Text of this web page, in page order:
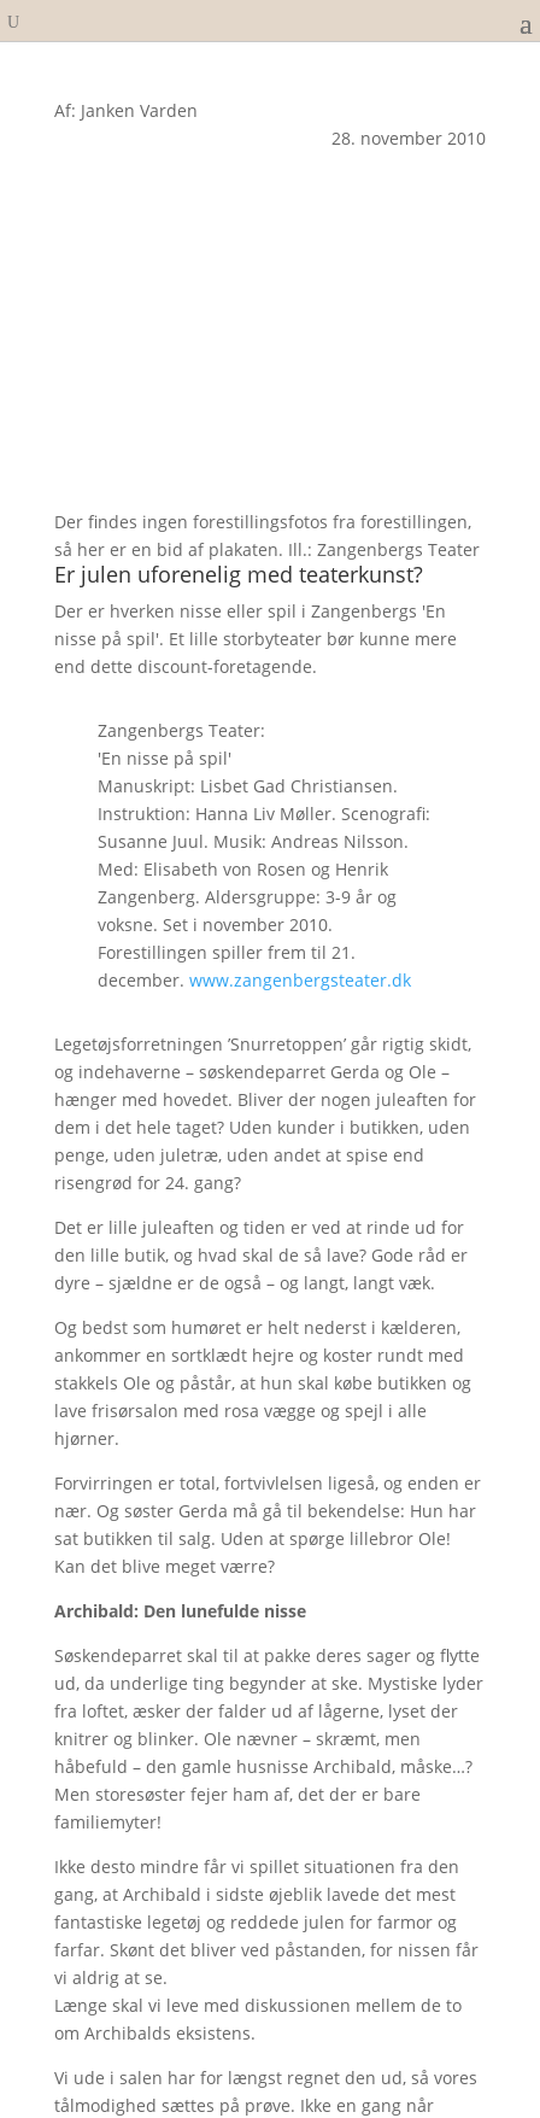
Af: Janken Varden
28. november 2010
Der findes ingen forestillingsfotos fra forestillingen,
så her er en bid af plakaten. Ill.: Zangenbergs Teater
Er julen uforenelig med teaterkunst?
Der er hverken nisse eller spil i Zangenbergs 'En
nisse på spil'. Et lille storbyteater bør kunne mere
end dette discount-foretagende.
Zangenbergs Teater:
'En nisse på spil'
Manuskript: Lisbet Gad Christiansen.
Instruktion: Hanna Liv Møller. Scenografi:
Susanne Juul. Musik: Andreas Nilsson.
Med: Elisabeth von Rosen og Henrik
Zangenberg. Aldersgruppe: 3-9 år og
voksne. Set i november 2010.
Forestillingen spiller frem til 21.
december. www.zangenbergsteater.dk
Legetøjsforretningen ’Snurretoppen’ går rigtig skidt,
og indehaverne – søskendeparret Gerda og Ole –
hænger med hovedet. Bliver der nogen juleaften for
dem i det hele taget? Uden kunder i butikken, uden
penge, uden juletræ, uden andet at spise end
risengrød for 24. gang?
Det er lille juleaften og tiden er ved at rinde ud for
den lille butik, og hvad skal de så lave? Gode råd er
dyre – sjældne er de også – og langt, langt væk.
Og bedst som humøret er helt nederst i kælderen,
ankommer en sortklædt hejre og koster rundt med
stakkels Ole og påstår, at hun skal købe butikken og
lave frisørsalon med rosa vægge og spejl i alle
hjørner.
Forvirringen er total, fortvivlelsen ligeså, og enden er
nær. Og søster Gerda må gå til bekendelse: Hun har
sat butikken til salg. Uden at spørge lillebror Ole!
Kan det blive meget værre?
Archibald: Den lunefulde nisse
Søskendeparret skal til at pakke deres sager og flytte
ud, da underlige ting begynder at ske. Mystiske lyder
fra loftet, æsker der falder ud af lågerne, lyset der
knitrer og blinker. Ole nævner – skræmt, men
håbefuld – den gamle husnisse Archibald, måske…?
Men storesøster fejer ham af, det der er bare
familiemyter!
Ikke desto mindre får vi spillet situationen fra den
gang, at Archibald i sidste øjeblik lavede det mest
fantastiske legetøj og reddede julen for farmor og
farfar. Skønt det bliver ved påstanden, for nissen får
vi aldrig at se.
Længe skal vi leve med diskussionen mellem de to
om Archibalds eksistens.
Vi ude i salen har for længst regnet den ud, så vores
tålmodighed sættes på prøve. Ikke en gang når